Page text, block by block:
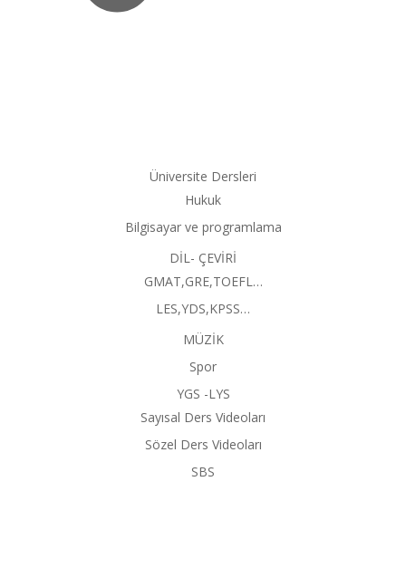
Üniversite Dersleri
Hukuk
Bilgisayar ve programlama
DİL- ÇEVİRİ
GMAT,GRE,TOEFL…
LES,YDS,KPSS…
MÜZİK
Spor
YGS -LYS
Sayısal Ders Videoları
Sözel Ders Videoları
SBS